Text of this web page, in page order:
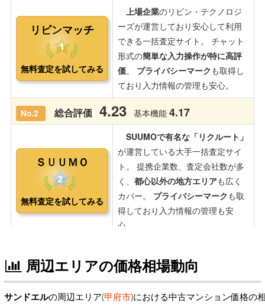
周辺エリアの価格相場動向
サンドエルの周辺エリア(甲府市)における中古マンション価格の